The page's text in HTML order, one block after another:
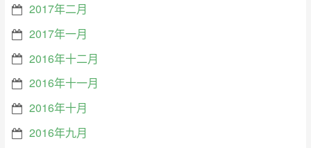
2017年二月
2017年一月
2016年十二月
2016年十一月
2016年十月
2016年九月